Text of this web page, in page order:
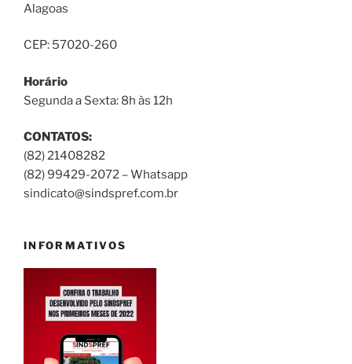
Alagoas
CEP: 57020-260
Horário
Segunda a Sexta: 8h às 12h
CONTATOS:
(82) 21408282
(82) 99429-2072 – Whatsapp
sindicato@sindspref.com.br
INFORMATIVOS